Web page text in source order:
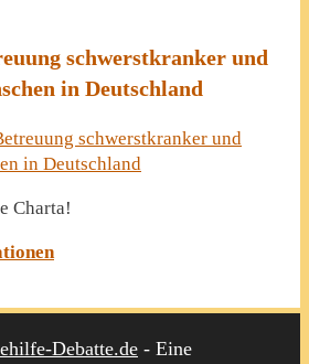
schwerstkranker und
in Deutschland
Charta!
Debatte.de - Eine